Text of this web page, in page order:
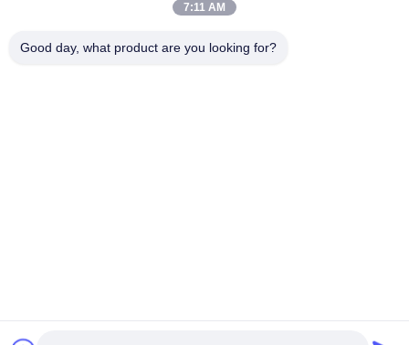
लोकप्रिय श्रेणियां
7:11 AM
Good day, what product are you looking for?